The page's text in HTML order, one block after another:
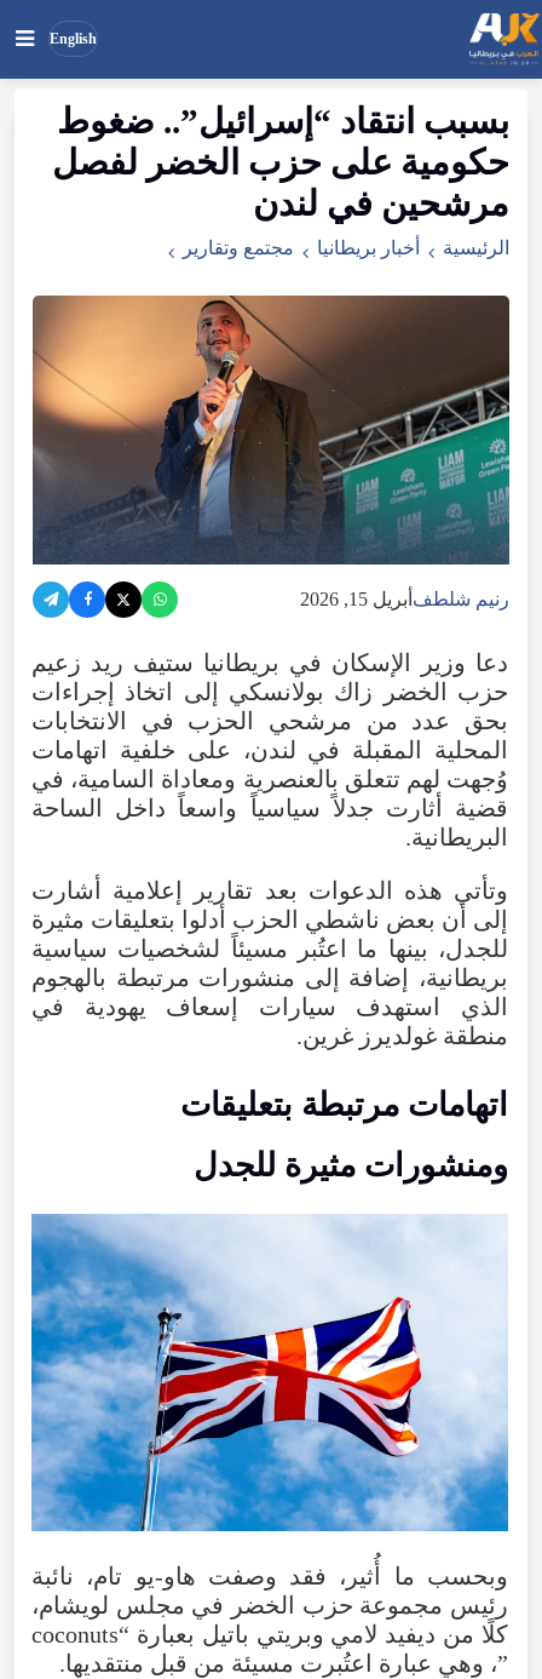
English
ابحث
في
الموقع
بحث ​بسبب انتقاد “ إسرائيل”.. ضغوط
حكومية على حزب الخضر لفصل
مرشحين في لندن
الرئيسية أخبار بريطانيا مجتمع وتقارير
رنيم شلطف أبريل 15, 2026
دعا وزير الإسكان في بريطانيا ستيف ريد زعيم
حزب الخضر زاك بولانسكي إلى اتخاذ إجراءات
بحق
عدد من مرشحي الحزب في
الانتخابات
المحلية المقبلة في لندن، على خلفية اتهامات
وُجهت لهم تتعلق بالعنصرية ومعاداة السامية، في
قضية أثارت جدلاً سياسياً واسعاً داخل الساحة
البريطانية.
وتأتي هذه الدعوات بعد تقارير إعلامية أشارت
إلى أن بعض ناشطي الحزب أدلوا بتعليقات مثيرة
للجدل، بينها ما اعتُبر مسيئاً لشخصيات سياسية
بريطانية، إضافة إلى منشورات مرتبطة بالهجوم
الذي
استهدف سيارات إسعاف يهودية
في
منطقة غولديرز غرين.
اتهامات مرتبطة بتعليقات
ومنشورات مثيرة للجدل
وبحسب ما أُثير ، فقد وصفت هاو-يو تام، نائبة
رئيس مجموعة حزب الخضر في مجلس لويشام،
كلًا من ديفيد لامي وبريتي باتيل بعبارة “
coconuts
”، وهي عبارة اعتُبرت مسيئة من قبل منتقديها.